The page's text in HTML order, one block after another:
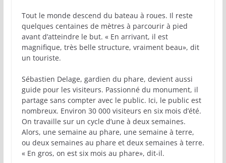
Tout le monde descend du bateau à roues. Il reste
quelques centaines de mètres à parcourir à pied
avant d’atteindre le but. « En arrivant, il est
magnifique, très belle structure, vraiment beau», dit
un touriste.
Sébastien Delage, gardien du phare, devient aussi
guide pour les visiteurs. Passionné du monument, il
partage sans compter avec le public. Ici, le public est
nombreux. Environ 30 000 visiteurs en six mois d’été.
On travaille sur un cycle d’une à deux semaines.
Alors, une semaine au phare, une semaine à terre,
ou deux semaines au phare et deux semaines à terre.
« En gros, on est six mois au phare», dit-il.